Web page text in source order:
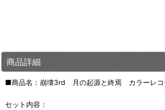
商品詳細
■商品名：崩壊3rd 月の起源と終焉 カラーレコ
セット内容：